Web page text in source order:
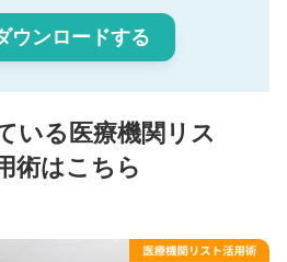
ウンロードする
いる医療機関リス
術はこちら